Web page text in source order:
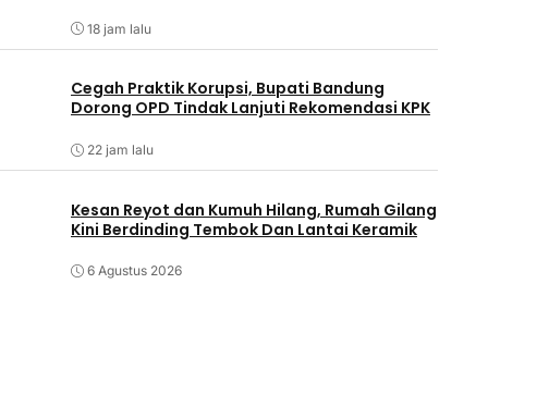
18 jam lalu
Cegah Praktik Korupsi, Bupati Bandung
Dorong OPD Tindak Lanjuti Rekomendasi KPK
22 jam lalu
Kesan Reyot dan Kumuh Hilang, Rumah Gilang
Kini Berdinding Tembok Dan Lantai Keramik
6 Agustus 2026